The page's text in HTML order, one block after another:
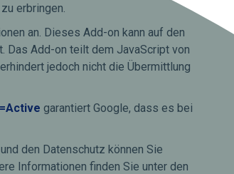
erbringen.
an. Dieses Add-on kann auf den
Das Add-on teilt dem JavaScript von
jedoch nicht die Übermittlung
garantiert Google, dass es bei
den Datenschutz können Sie
Informationen finden Sie unter den